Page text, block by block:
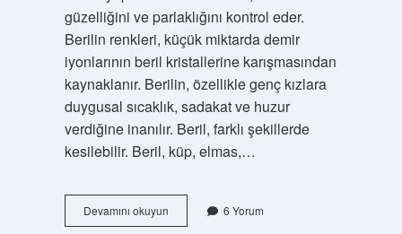
güzelliğini ve parlaklığını kontrol eder.
Berilin renkleri, küçük miktarda demir
iyonlarının beril kristallerine karışmasından
kaynaklanır. Berilin, özellikle genç kızlara
duygusal sıcaklık, sadakat ve huzur
verdiğine inanılır. Beril, farklı şekillerde
kesilebilir. Beril, küp, elmas,…
Devamını okuyunBeril’in
ne
6 Yorum